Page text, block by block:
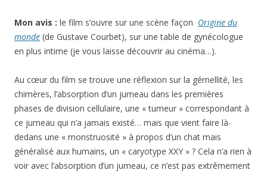
Mon avis : le film s’ouvre sur une scène façon Origine du
monde (de Gustave Courbet), sur une table de gynécologue
en plus intime (je vous laisse découvrir au cinéma…).
Au cœur du film se trouve une réflexion sur la gémellité, les
chimères, l’absorption d’un jumeau dans les premières
phases de division cellulaire, une « tumeur » correspondant à
ce jumeau qui n’a jamais existé… mais que vient faire là-
dedans une « monstruosité » à propos d’un chat mais
généralisé aux humains, un « caryotype XXY » ? Cela n’a rien à
voir avec l’absorption d’un jumeau, ce n’est pas extrêmement